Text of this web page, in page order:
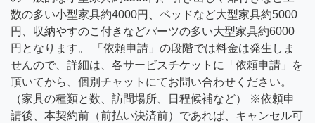
数の多い小型家具約4000円、ベッドなど大型家具約5000
円、収納やすのこ付きなどパーツの多い大型家具約6000
円となります。 「依頼申請」の段階では料金は発生しま
せんので、詳細は、各サービスチケットに「依頼申請」を
頂いてから、個別チャットにてお問い合わせください。
（家具の種類と数、訪問場所、日程候補など） ※依頼申
請後、本契約前（前払い決済前）であれば、キャンセル可